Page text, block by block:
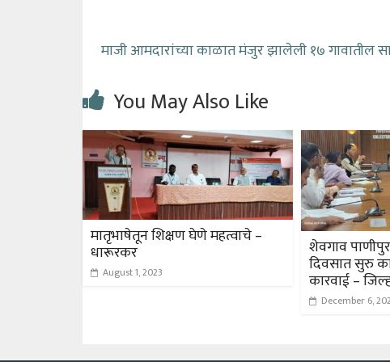
माजी आमदारांच्या काळात मंजुर झालेली १७ गावातील
You May Also Like
मातृभाषेतून शिक्षण घेणे महत्वाचे –
धारूरकर
August 1, 2023
शेवगाव
दिवसात सुरु
कारवाई –
December 6,